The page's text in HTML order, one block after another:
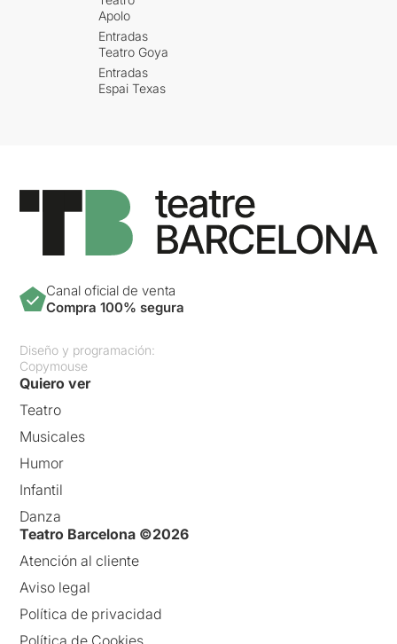
Apolo
Entradas
Teatro Goya
Entradas
Espai Texas
Canal oficial de venta
Compra 100% segura
Diseño y programación:
Copymouse
Quiero ver
Teatro
Musicales
Humor
Infantil
Danza
Teatro Barcelona ©2026
Atención al cliente
Aviso legal
Política de privacidad
Política de Cookies